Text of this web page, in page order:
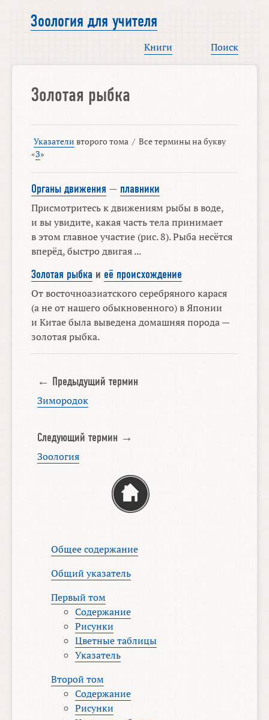
Зоология для учителя
Книги Поиск
Золотая рыбка
Указатели второго тома / Все термины на букву
«З»
Органы движения — плавники
Присмотритесь к движениям рыбы в воде,
и вы увидите, какая часть тела принимает
в этом главное участие (рис. 8). Рыба несётся
вперёд, быстро двигая ...
Золотая рыбка и её происхождение
От восточноазиатского серебряного карася
(а не от нашего обыкновенного) в Японии
и Китае была выведена домашняя порода —
золотая рыбка.
← Предыдущий термин
Зимородок
Следующий термин →
Зоология
Общее содержание
Общий указатель
Первый том
Содержание
Рисунки
Цветные таблицы
Указатель
Второй том
Содержание
Рисунки